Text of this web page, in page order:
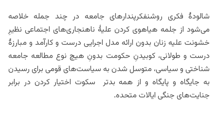
شالودۀ فکری روشنفکرپندارهای جامعه در چند جمله خلاصه
می‌شود از جلمه هیاهوی کردن علیۀ ناهنجاری‌های اجتماعی نظیرِ
خشونت علیه زنان بدون ارائه مدل اجرایی درست و کارآمد و مبارزۀ
درست و طولانی، کوبیدنِ حکومت بدونِ هیچ نوع مطالعه جامعه
شناختی و سیاسی، متوسل شدن به سیاست‌های قومی برای رسیدن
به جایگاه و پایگاه و از همه بدتر سکوت اختیار کردن در برابر
جنایت‌های جنگی ایالات متحده.